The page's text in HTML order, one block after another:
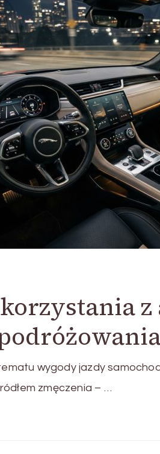
wygody jazdy
zmęczenia – …